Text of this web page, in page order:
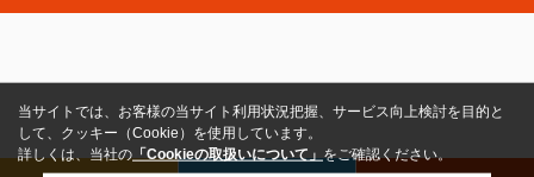
当サイトでは、お客様の当サイト利用状況把握、サービス向上検討を目的と
して、クッキー（Cookie）を使用しています。
詳しくは、当社の「Cookieの取扱いについて」をご確認ください。